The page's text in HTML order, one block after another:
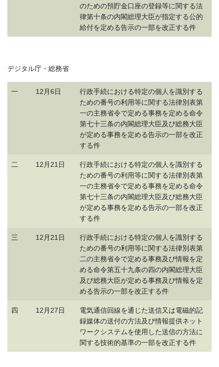
のための預貯金口座の登録等に関する法
律第十条の内閣総理大臣が指定する公的
給付を定める告示の一部を改正する件
デジタル庁・総務省
一 12月6日
行政手続における特定の個人を識別する
ための番号の利用等に関する法律別表第
一の主務省令で定める事務を定める命令
第七十三条の内閣総理大臣及び総務大臣
が定める事務を定める告示の一部を改正
する件
二 12月21日
行政手続における特定の個人を識別する
ための番号の利用等に関する法律別表第
一の主務省令で定める事務を定める命令
第七十三条の内閣総理大臣及び総務大臣
が定める事務を定める告示の一部を改正
する件
三 12月21日
行政手続における特定の個人を識別する
ための番号の利用等に関する法律別表第
二の主務省令で定める事務及び情報を定
める命令第五十九条の四の内閣総理大臣
及び総務大臣が定める事務及び情報を定
める告示の一部を改正する件
四 12月27日
電気通信回線を通じた送信又は電磁的記
録媒体の送付の方法及び情報提供ネット
ワークシステムを使用した送信の方法に
関する技術的基準の一部を改正する件